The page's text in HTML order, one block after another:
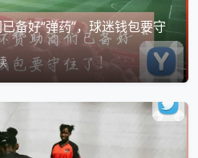
备好“弹药”，球迷钱包要守